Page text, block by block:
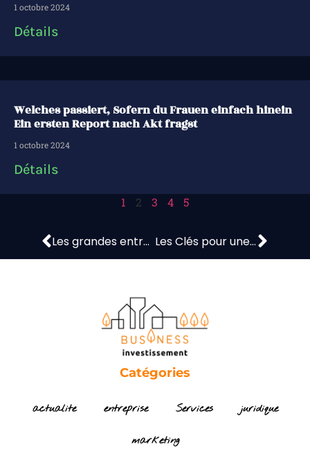
1 octobre 2024
Détails
Welches passiert, Sofern du Frauen einfach hinein
Ein ersten Report nach Akt fragst
1 octobre 2024
Détails
1 2 3 4 5
Les grandes entreprises améliorent leurs performances : Sniply et l’optimisation du ROI Les Clés pour une Assurance Professionnelle Auto-entrepreneurs à Prix Maîtrisé
Catégories
actualite entreprise Services juridique
marketing